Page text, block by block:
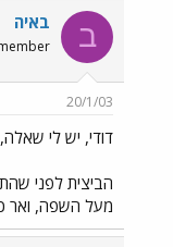
ב באיה
20/1/03
דודי, יש לי
הביצית לפני
מעל השפה, ואר